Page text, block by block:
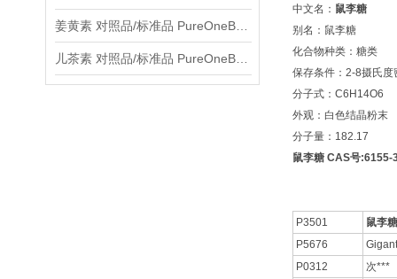
中文名： 鼠李糖
别名：鼠李糖
化合物种类：糖类
保存条件：2-8摄氏度
分子式：C6H14O6
外观：白色结晶粉末
分子量：182.17
鼠李糖 CAS号:6155-
P3501
鼠李糖
P5676
P0312
次***